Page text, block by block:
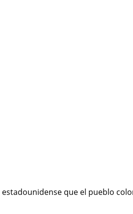
que el pueblo